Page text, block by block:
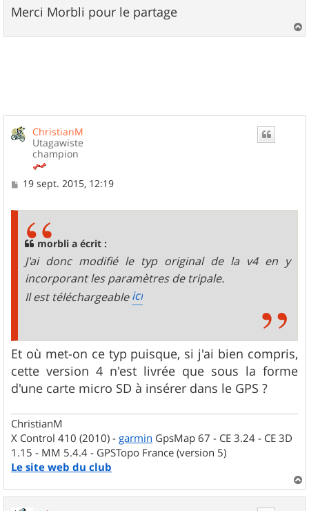
g
e
Merci Morbli pour le partage
a
ChristianM
Utagawiste
champion
M19 sept. 2015, 12:19
morbli a écrit :
J'ai donc modifié le typ original de la v4 en y
incorporant les paramètres de tripale.
Il est téléchargeableici
Et où met-on ce typ puisque, si j'ai bien compris,
cette version 4 n'est livrée que sous la forme
d'une carte micro SD à insérer dans le GPS ?
ChristianM
X Control 410 (2010) - garmin GpsMap 67 - CE 3.24 - CE 3D
1.15 - MM 5.4.4 - GPSTopo France (version 5)
Le site web du club
a